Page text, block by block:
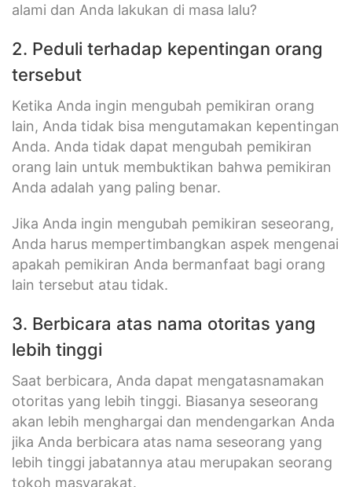
alami dan Anda lakukan di masa lalu?
2. Peduli terhadap kepentingan orang
tersebut
Ketika Anda ingin mengubah pemikiran orang
lain, Anda tidak bisa mengutamakan kepentingan
Anda. Anda tidak dapat mengubah pemikiran
orang lain untuk membuktikan bahwa pemikiran
Anda adalah yang paling benar.
Jika Anda ingin mengubah pemikiran seseorang,
Anda harus mempertimbangkan aspek mengenai
apakah pemikiran Anda bermanfaat bagi orang
lain tersebut atau tidak.
3. Berbicara atas nama otoritas yang
lebih tinggi
Saat berbicara, Anda dapat mengatasnamakan
otoritas yang lebih tinggi. Biasanya seseorang
akan lebih menghargai dan mendengarkan Anda
jika Anda berbicara atas nama seseorang yang
lebih tinggi jabatannya atau merupakan seorang
tokoh masyarakat.